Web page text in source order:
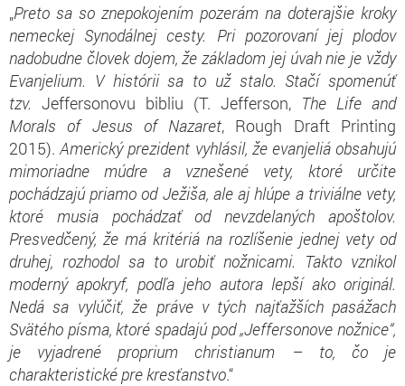
„Preto sa so znepokojením pozerám na doterajšie kroky
nemeckej Synodálnej cesty. Pri pozorovaní jejplodov
nadobudne človek dojem, že základom jej úvah nie je vždy
Evanjelium. V histórii sa to už stalo. Stačí spomenúť
tzv. Jeffersonovu bibliu (T. Jefferson, The Life and
Morals of Jesus of Nazaret, Rough Draft Printing
2015).Americký prezident vyhlásil, že evanjeliá obsahujú
mimoriadne múdre a vznešené vety, ktoré určite
pochádzajú priamo od Ježiša, ale aj hlúpe a triviálne vety,
ktoré musia pochádzať od nevzdelaných apoštolov.
Presvedčený, že má kritériá na rozlíšenie jednej vety od
druhej, rozhodol sa to urobiť nožnicami. Takto vznikol
moderný apokryf, podľa jeho autora lepší ako originál.
Nedá sa vylúčiť, že práve v tých najťažších pasážach
Svätého písma, ktoré spadajú pod „Jeffersonove nožnice“,
je vyjadrené proprium christianum – to, čo je
charakteristické pre kresťanstvo.“